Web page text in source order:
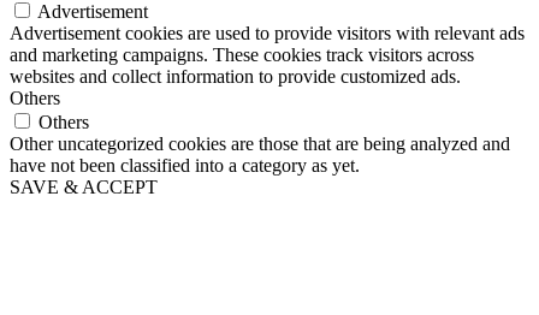
Advertisement
Advertisement cookies are used to provide visitors with relevant ads
and marketing campaigns. These cookies track visitors across
websites and collect information to provide customized ads.
Others
Others
Other uncategorized cookies are those that are being analyzed and
have not been classified into a category as yet.
SAVE & ACCEPT